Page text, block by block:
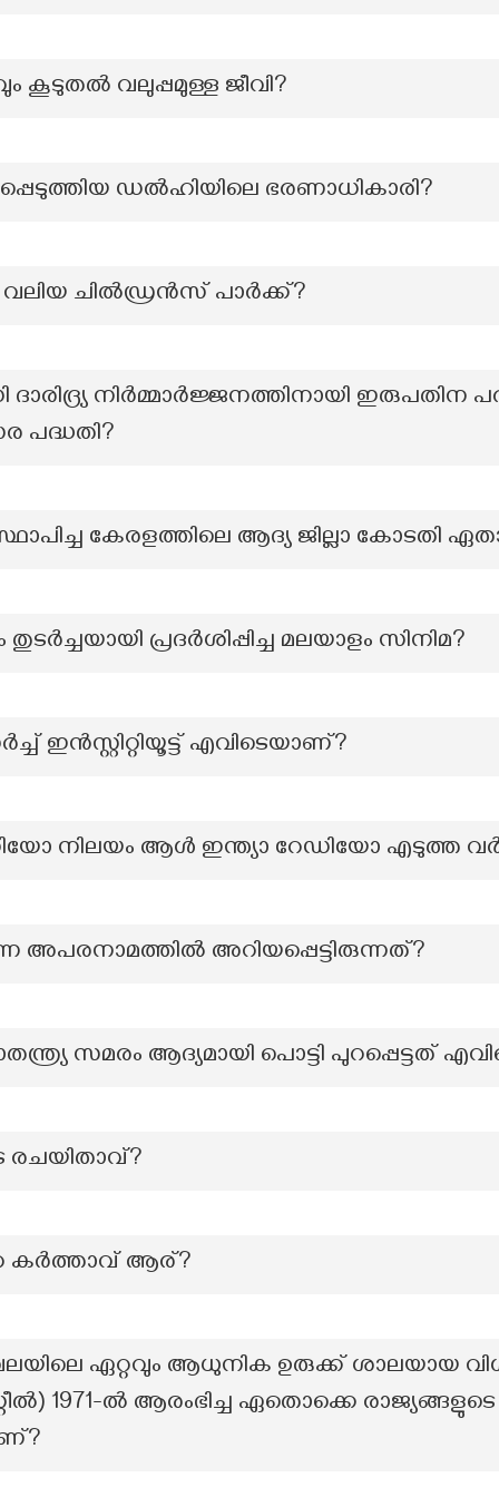
വലുപ്പമുള്ള ജീവി?
ഡൽഹിയിലെ ഭരണാധികാരി?
വലിയ ചില്‍ഡ്രന്‍സ് പാര്‍ക്ക്?
ദാരിദ്ര്യ നിർമ്മാർജ്ജനത്തിനായി ഇരുപതിന
പദ്ധതി?
കേരളത്തിലെ ആദ്യ ജില്ലാ കോടതി
പ്രദർശിപ്പിച്ച മലയാളം സിനിമ?
ഇൻസ്റ്റിറ്റിയൂട്ട് എവിടെയാണ്?
നിലയം ആൾ ഇന്ത്യാ റേഡിയോ എടുത്ത
അപരനാമത്തില്‍ അറിയപ്പെട്ടിരുന്നത്?
സമരം ആദ്യമായി പൊട്ടി പുറപ്പെട്ടത്‌
രചയിതാവ്?
കർത്താവ് ആര്?
ഏറ്റവും ആധുനിക ഉരുക്ക് ശാലയായ
1971-ൽ ആരംഭിച്ച ഏതൊക്കെ രാജ്യങ്ങളുടെ